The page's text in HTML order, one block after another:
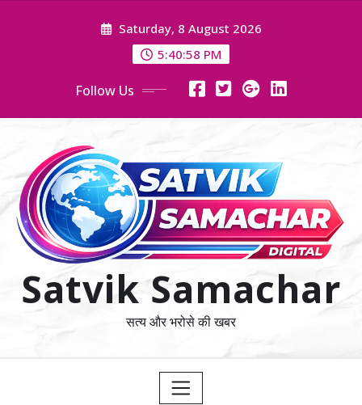
Saturday, 8 August 2026
5:41:00 PM
Follow Us
Satvik Samachar
सत्य और भरोसे की खबर